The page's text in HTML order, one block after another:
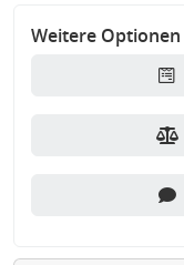
Weitere Optionen